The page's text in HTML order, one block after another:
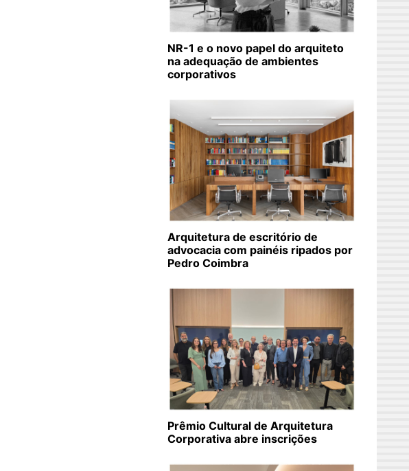
NR-1 e o novo papel do arquiteto
na adequação de ambientes
corporativos
Arquitetura de escritório de
advocacia com painéis ripados por
Pedro Coimbra
Prêmio Cultural de Arquitetura
Corporativa abre inscrições